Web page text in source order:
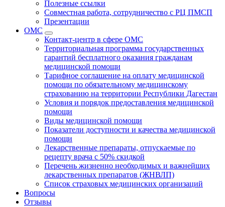
Полезные ссылки
Совместная работа, сотрудничество с РЦ ПМСП
Презентации
ОМС
Контакт-центр в сфере ОМС
Территориальная программа государственных
гарантий бесплатного оказания гражданам
медицинской помощи
Тарифное соглашение на оплату медицинской
помощи по обязательному медицинскому
страхованию на территории Республики Дагестан
Условия и порядок предоставления медицинской
помощи
Виды медицинской помощи
Показатели доступности и качества медицинской
помощи
Лекарственные препараты, отпускаемые по
рецепту врача с 50% скидкой
Перечень жизненно необходимых и важнейших
лекарственных препаратов (ЖНВЛП)
Список страховых медицинских организаций
Вопросы
Отзывы